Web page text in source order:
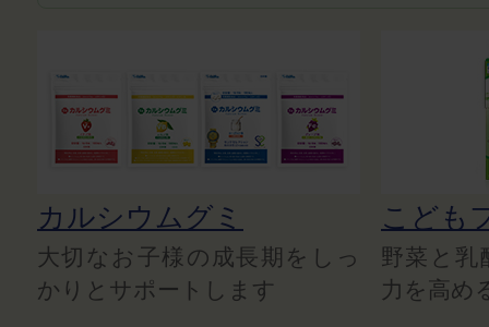
カルシウムグミ
大切なお子様の成長期をしっ
かりとサポートします
こども
野菜と乳
力を高め